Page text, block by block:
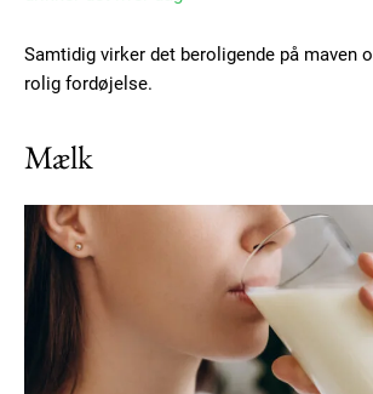
Samtidig virker det beroligende på maven
rolig fordøjelse.
Mælk